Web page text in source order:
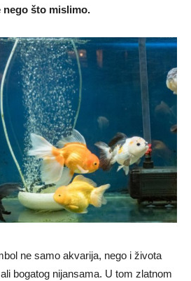
nego što mislimo.
ne samo akvarija, nego i života
bogatog nijansama. U tom zlatnom